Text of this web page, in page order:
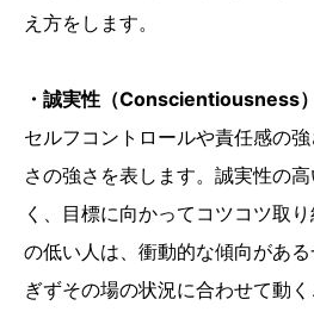
え方をします。
・誠実性（Conscientiousness）
セルフコントロールや責任感の
さの強さを表します。誠実性の
く、目標に向かってコツコツ取
の低い人は、衝動的な傾向があ
ぎずその場の状況に合わせて動く